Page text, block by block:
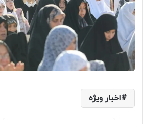
اخبار ویژه